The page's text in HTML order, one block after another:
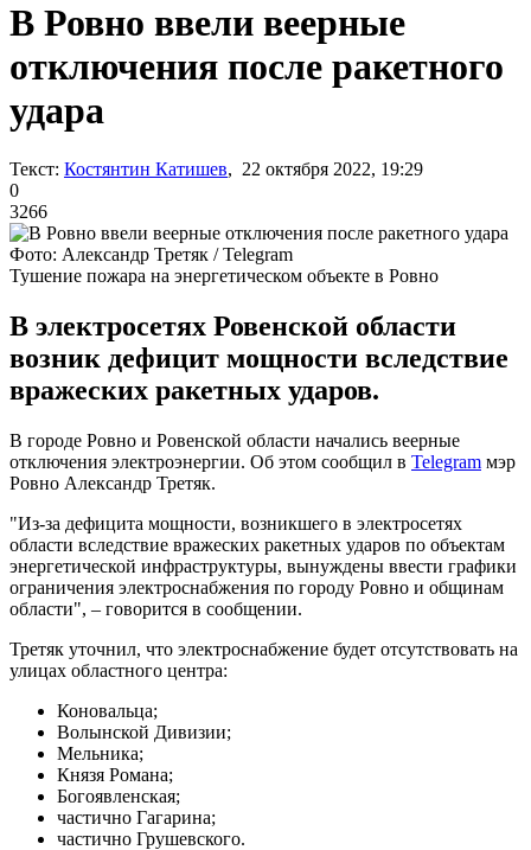
В Ровно ввели веерные
отключения после ракетного
удара
Текст: Костянтин Катишев, 22 октября 2022, 19:29
0
3266
Фото: Александр Третяк / Telegram
Тушение пожара на энергетическом объекте в Ровно
В электросетях Ровенской области
возник дефицит мощности вследствие
вражеских ракетных ударов.
В городе Ровно и Ровенской области начались веерные
отключения электроэнергии. Об этом сообщил в Telegram мэр
Ровно Александр Третяк.
"Из-за дефицита мощности, возникшего в электросетях
области вследствие вражеских ракетных ударов по объектам
энергетической инфраструктуры, вынуждены ввести графики
ограничения электроснабжения по городу Ровно и общинам
области", – говорится в сообщении.
Третяк уточнил, что электроснабжение будет отсутствовать на
улицах областного центра:
Коновальца;
Волынской Дивизии;
Мельника;
Князя Романа;
Богоявленская;
частично Гагарина;
частично Грушевского.